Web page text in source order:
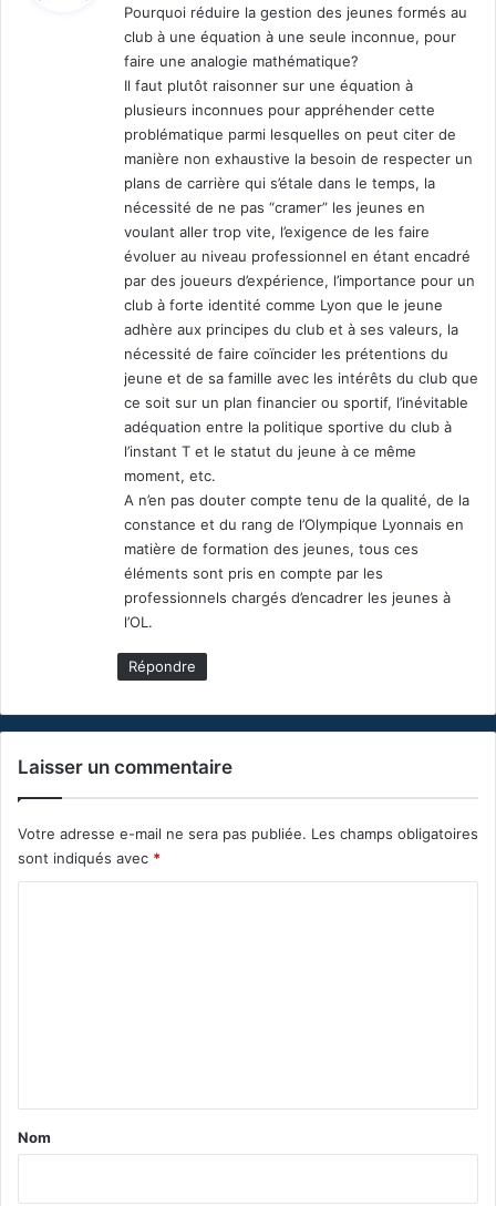
:
Pourquoi réduire la gestion des jeunes formés au
club à une équation à une seule inconnue, pour
faire une analogie mathématique?
Il faut plutôt raisonner sur une équation à
plusieurs inconnues pour appréhender cette
problématique parmi lesquelles on peut citer de
manière non exhaustive la besoin de respecter un
plans de carrière qui s’étale dans le temps, la
nécessité de ne pas “cramer” les jeunes en
voulant aller trop vite, l’exigence de les faire
évoluer au niveau professionnel en étant encadré
par des joueurs d’expérience, l’importance pour un
club à forte identité comme Lyon que le jeune
adhère aux principes du club et à ses valeurs, la
nécessité de faire coïncider les prétentions du
jeune et de sa famille avec les intérêts du club que
ce soit sur un plan financier ou sportif, l’inévitable
adéquation entre la politique sportive du club à
l’instant T et le statut du jeune à ce même
moment, etc.
A n’en pas douter compte tenu de la qualité, de la
constance et du rang de l’Olympique Lyonnais en
matière de formation des jeunes, tous ces
éléments sont pris en compte par les
professionnels chargés d’encadrer les jeunes à
l’OL.
Répondre
Laisser un commentaire
Votre adresse e-mail ne sera pas publiée. Les champs obligatoires
sont indiqués avec *
a
Nom